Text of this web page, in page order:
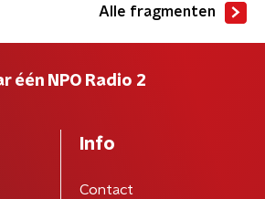
Alle fragmenten
één NPO Radio 2
Info
Contact